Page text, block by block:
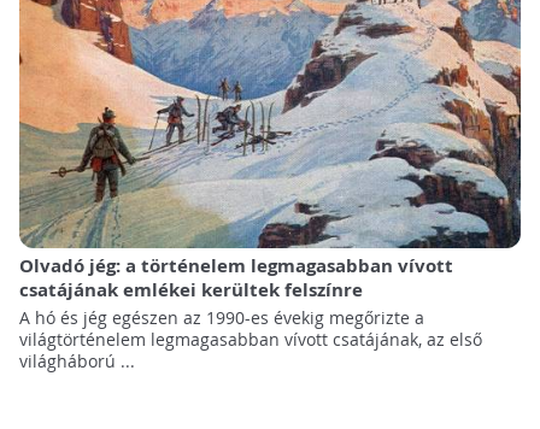
Olvadó jég: a történelem legmagasabban vívott
csatájának emlékei kerültek felszínre
A hó és jég egészen az 1990-es évekig megőrizte a
világtörténelem legmagasabban vívott csatájának, az első
világháború ...